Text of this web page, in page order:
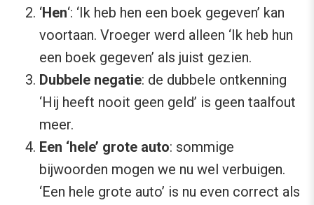
‘Hen‘: ‘Ik heb hen een boek gegeven’ kan
voortaan. Vroeger werd alleen ‘Ik heb hun
een boek gegeven’ als juist gezien.
Dubbele negatie: de dubbele ontkenning
‘Hij heeft nooit geen geld’ is geen taalfout
meer.
Een ‘hele’ grote auto: sommige
bijwoorden mogen we nu wel verbuigen.
‘Een hele grote auto’ is nu even correct als